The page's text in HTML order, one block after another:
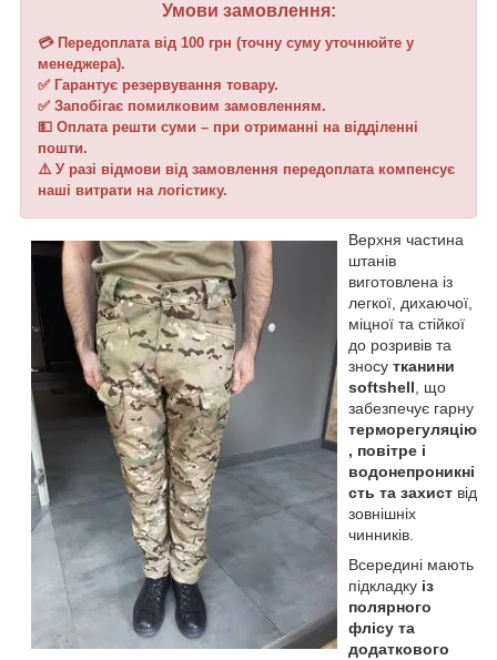
Умови замовлення:
💳 Передоплатавід 100 грн (точну суму уточнюйте у
менеджера).
✅ Гарантує резервування товару.
✅ Запобігає помилковим замовленням.
💵 Оплата решти суми – при отриманні на відділенні
пошти.
⚠️ У разі відмови від замовлення передоплата компенсує
наші витрати на логістику.
Верхня частина
штанів
виготовлена із
легкої, дихаючої,
міцної та стійкої
до розривів та
зносу тканини
softshell , що
забезпечує гарну
терморегуляцію
, повітре і
водонепроникні
сть та захист від
зовнішніх
чинників.
Всередині мають
підкладку із
полярного
флісу та
додаткового